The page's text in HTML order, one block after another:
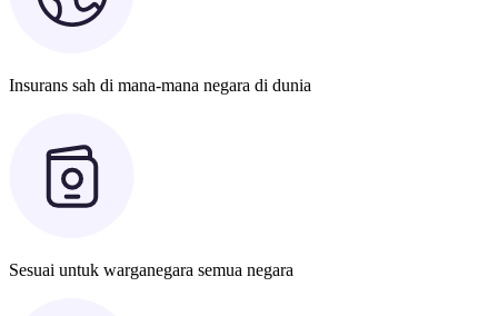
Insurans sah di mana-mana negara di dunia
Sesuai untuk warganegara semua negara